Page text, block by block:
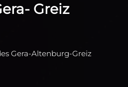
Greiz
Gera-Altenburg-Greiz